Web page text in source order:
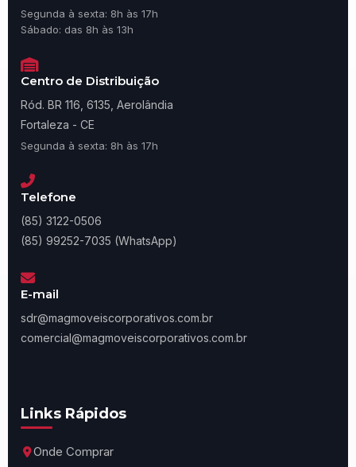
Segunda à sexta: 8h às 17h
Sábado: das 8h às 13h
Centro de Distribuição
Ród. BR 116, 6135, Aerolândia
Fortaleza - CE
Segunda à sexta: 8h às 17h
Telefone
(85) 3122-0506
(85) 99252-7035 (WhatsApp)
E-mail
sdr@magmoveiscorporativos.com.br
comercial@magmoveiscorporativos.com.br
Links Rápidos
Onde Comprar